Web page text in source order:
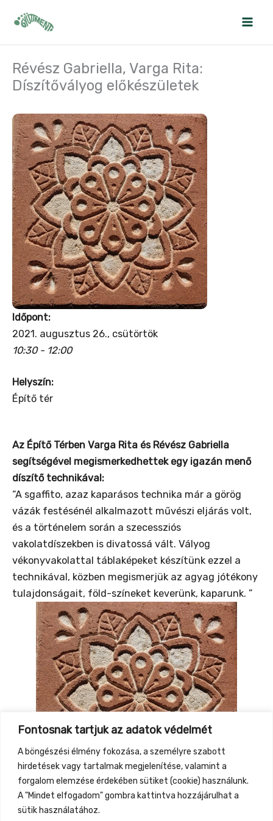
Fontosnak tartjuk az adatok védelmét
A böngészési élmény fokozása, a személyre szabott
hirdetések vagy tartalmak megjelenítése, valamint a
forgalom elemzése érdekében sütiket (cookie) használunk.
A "Mindet elfogadom" gombra kattintva hozzájárulhat a
sütik használatához.
Révész Gabriella, Varga Rita:
Díszítővályog előkészületek
Időpont:
2021. augusztus 26., csütörtök
10:30 - 12:00
Helyszín:
Építő tér
Az Építő Térben Varga Rita és Révész Gabriella
segítségével megismerkedhettek egy igazán menő
díszítő technikával:
“A sgaffito, azaz kaparásos technika már a görög
vázák festésénél alkalmazott művészi eljárás volt,
és a történelem során a szecessziós
vakolatdíszekben is divatossá vált. Vályog
vékonyvakolattal táblaképeket készítünk ezzel a
technikával, közben megismerjük az agyag jótékony
tulajdonságait, föld-színeket keverünk, kaparunk. ”